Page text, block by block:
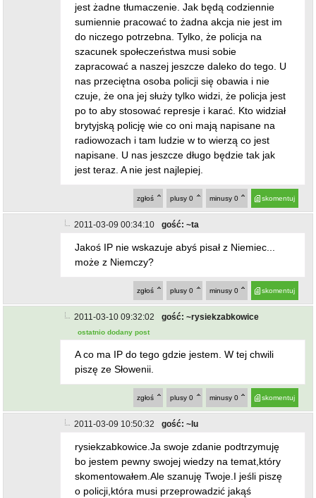
jest żadne tłumaczenie. Jak będą codziennie
sumiennie pracować to żadna akcja nie jest im
do niczego potrzebna. Tylko, że policja na
szacunek społeczeństwa musi sobie
zapracować a naszej jeszcze daleko do tego. U
nas przeciętna osoba policji się obawia i nie
czuje, że ona jej służy tylko widzi, że policja jest
po to aby stosować represje i karać. Kto widział
brytyjską policję wie co oni mają napisane na
radiowozach i tam ludzie w to wierzą co jest
napisane. U nas jeszcze długo będzie tak jak
jest teraz. A nie jest najlepiej.
skomentuj
minusy 0
plusy 0
zgłoś
2011-03-09 00:34:10 gość: ~ta
Jakoś IP nie wskazuje abyś pisał z Niemiec...
może z Niemczy?
skomentuj
minusy 0
plusy 0
zgłoś
2011-03-10 09:32:02 gość: ~rysiekzabkowice
ostatnio dodany post
A co ma IP do tego gdzie jestem. W tej chwili
piszę ze Słowenii.
skomentuj
minusy 0
plusy 0
zgłoś
2011-03-09 10:50:32 gość: ~lu
rysiekzabkowice.Ja swoje zdanie podtrzymuję
bo jestem pewny swojej wiedzy na temat,który
skomentowałem.Ale szanuję Twoje.I jeśli piszę
o policji,która musi przeprowadzić jakąś